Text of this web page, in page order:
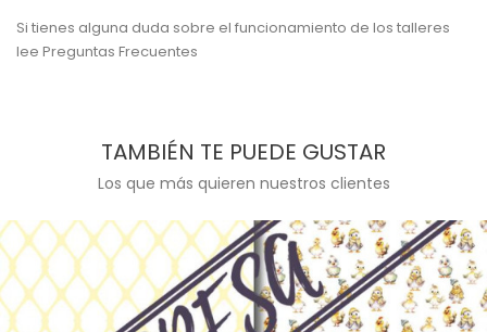
Si tienes alguna duda sobre el funcionamiento de los talleres
lee Preguntas Frecuentes
TAMBIÉN TE PUEDE GUSTAR
Los que más quieren nuestros clientes